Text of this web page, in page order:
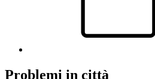
Problemi in città